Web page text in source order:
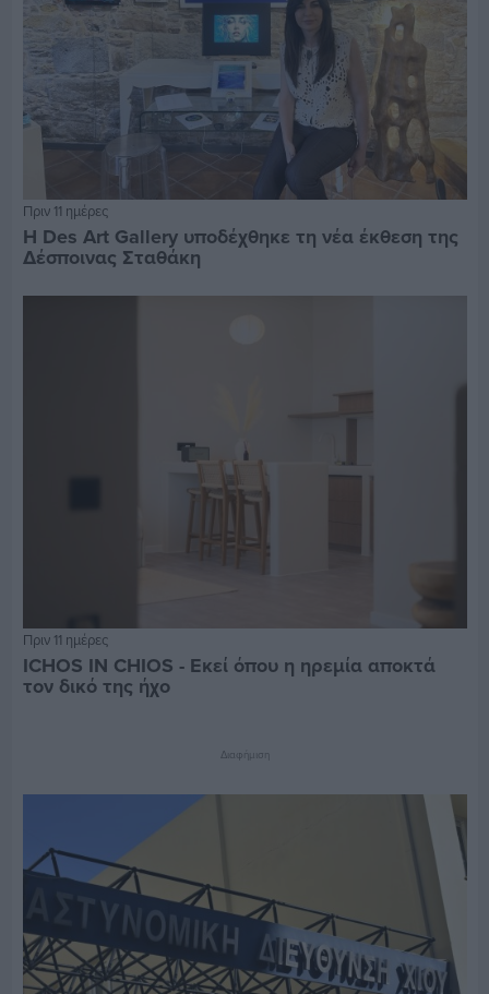
Πριν 11 ημέρες
Η Des Art Gallery υποδέχθηκε τη νέα έκθεση της
Δέσποινας Σταθάκη
Πριν 11 ημέρες
ICHOS IN CHIOS - Εκεί όπου η ηρεμία αποκτά
τον δικό της ήχο
Διαφήμιση